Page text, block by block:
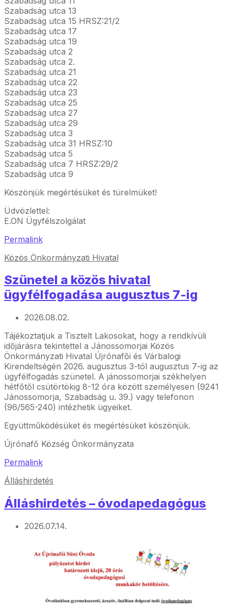
Szabadság utca 13
Szabadság utca 15 HRSZ:21/2
Szabadság utca 17
Szabadság utca 19
Szabadság utca 2
Szabadság utca 2.
Szabadság utca 21
Szabadság utca 22
Szabadság utca 23
Szabadság utca 25
Szabadság utca 27
Szabadság utca 29
Szabadság utca 3
Szabadság utca 31 HRSZ:10
Szabadság utca 5
Szabadság utca 7 HRSZ:29/2
Szabadság utca 9
Köszönjük megértésüket és türelmüket!
Üdvözlettel:
E.ON Ügyfélszolgálat
Permalink
Közös Önkormányzati Hivatal
Szünetel a közös hivatal
ügyfélfogadása augusztus 7-ig
2026.08.02.
Tájékoztatjuk a Tisztelt Lakosokat, hogy a rendkívüli
időjárásra tekintettel a Jánossomorjai Közös
Önkormányzati Hivatal Újrónafői és Várbalogi
Kirendeltségén 2026. augusztus 3-tól augusztus 7-ig az
ügyfélfogadás szünetel. A jánossomorjai székhelyen
hétfőtől csütörtökig 8-12 óra között személyesen (9241
Jánossomorja, Szabadság u. 39.) vagy telefonon
(96/565-240) intézhetik ügyeiket.
Együttműködésüket és megértésüket köszönjük.
Újrónafő Község Önkormányzata
Permalink
Álláshirdetés
Álláshirdetés – óvodapedagógus
2026.07.14.